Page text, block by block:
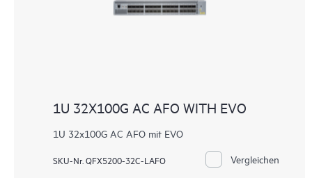
1U 32X100G AC AFO WITH EVO
1U 32x100G AC AFO mit EVO
SKU-Nr. QFX5200-32C-LAFO Vergleichen